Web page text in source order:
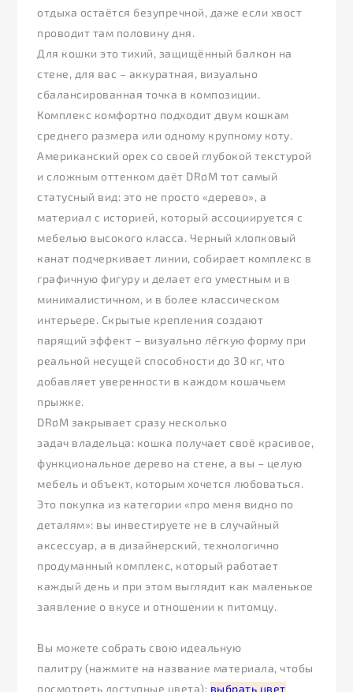
отдыха остаётся безупречной, даже если хвост
проводит там половину дня.
Для кошки это тихий, защищённый балкон на
стене, для вас – аккуратная, визуально
сбалансированная точка в композиции.
Комплекс комфортно подходит двум кошкам
среднего размера или одному крупному коту.
Американский орех со своей глубокой текстурой
и сложным оттенком даёт DRøM тот самый
статусный вид: это не просто «дерево», а
материал с историей, который ассоциируется с
мебелью высокого класса. Черный хлопковый
канат подчеркивает линии, собирает комплекс в
графичную фигуру и делает его уместным и в
минималистичном, и в более классическом
интерьере. Скрытые крепления создают
парящий эффект – визуально лёгкую форму при
реальной несущей способности до 30 кг, что
добавляет уверенности в каждом кошачьем
прыжке.
DRøM закрывает сразу несколько
задач владельца: кошка получает своё красивое,
функциональное дерево на стене, а вы – целую
мебель и объект, которым хочется любоваться.
Это покупка из категории «про меня видно по
деталям»: вы инвестируете не в случайный
аксессуар, а в дизайнерский, технологично
продуманный комплекс, который работает
каждый день и при этом выглядит как маленькое
заявление о вкусе и отношении к питомцу.
Вы можете собрать свою идеальную
палитру (нажмите на название материала, чтобы
посмотреть доступные цвета): выбрать цвет